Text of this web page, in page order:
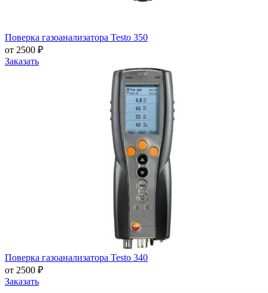
Поверка газоанализатора Testo 350
от 2500 ₽
Заказать
Поверка газоанализатора Testo 340
от 2500 ₽
Заказать